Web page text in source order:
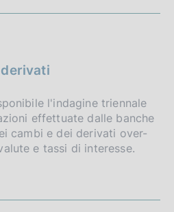
l'indagine triennale
effettuate dalle banche
cambi e dei derivati over-
e tassi di interesse.